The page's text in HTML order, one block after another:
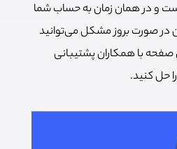
و در همان زمان به حساب شما
در صورت بروز مشکل می‌توانید
صفحه با همکاران پشتیبانی
حل کنید.